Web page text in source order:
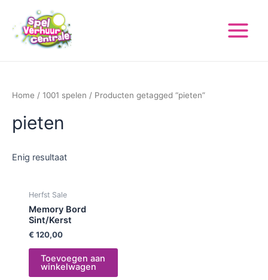
Menu
Home / 1001 spelen / Producten getagged “pieten”
pieten
Enig resultaat
Herfst Sale
Memory Bord
Sint/Kerst
€ 120,00
Toevoegen aan
winkelwagen